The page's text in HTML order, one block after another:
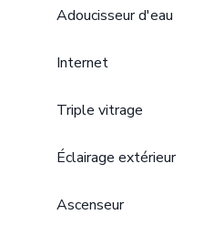
Adoucisseur d'eau
Internet
Triple vitrage
Éclairage extérieur
Ascenseur